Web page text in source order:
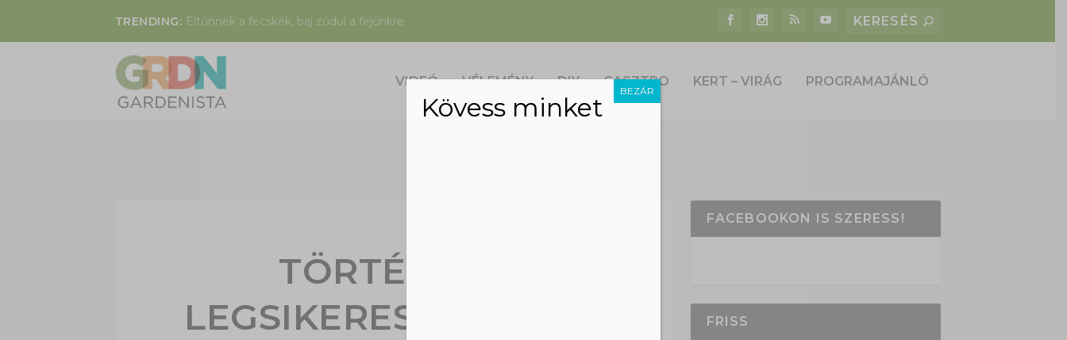
TRENDING: Eltűnnek a fecskék, baj zúdul a fejünkre
VIDEÓ VÉLEMÉNY DIY GASZTRO KERT – VIRÁG PROGRAMAJÁNLÓ
TÖRTÉNETE
LEGSIKERESEBB ÉVÉT
FACEBOOKON IS SZERESS!
FRISS
Kövess minket
BEZÁR